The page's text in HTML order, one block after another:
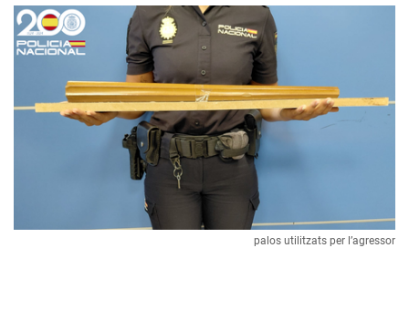
palos utilitzats per l’agressor